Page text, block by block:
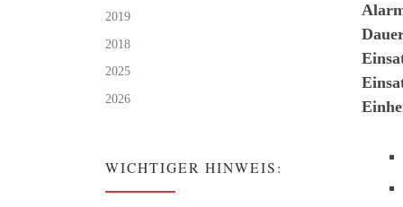
2019
2018
2025
2026
WICHTIGER HINWEIS: